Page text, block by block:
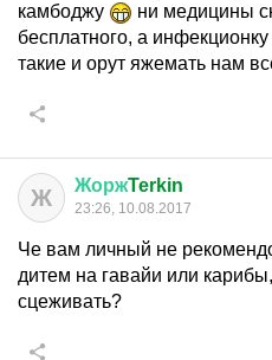
камбоджу
ни медицины
бесплатного, а
такие и орут яжемать нам
Ж ЖоржTerkin
23:26, 10.08.2017
Че вам личный не
дитем на гавайи или
сцеживать?